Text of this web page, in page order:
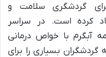
گردشگری سلامت و
کرده است. در سراسر
بیش از ۶۰۰ چشمه آبگرم با خواص درمانی
بسیاری را برای